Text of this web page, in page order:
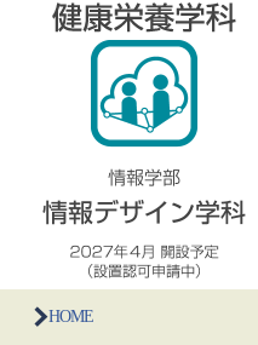
HOME